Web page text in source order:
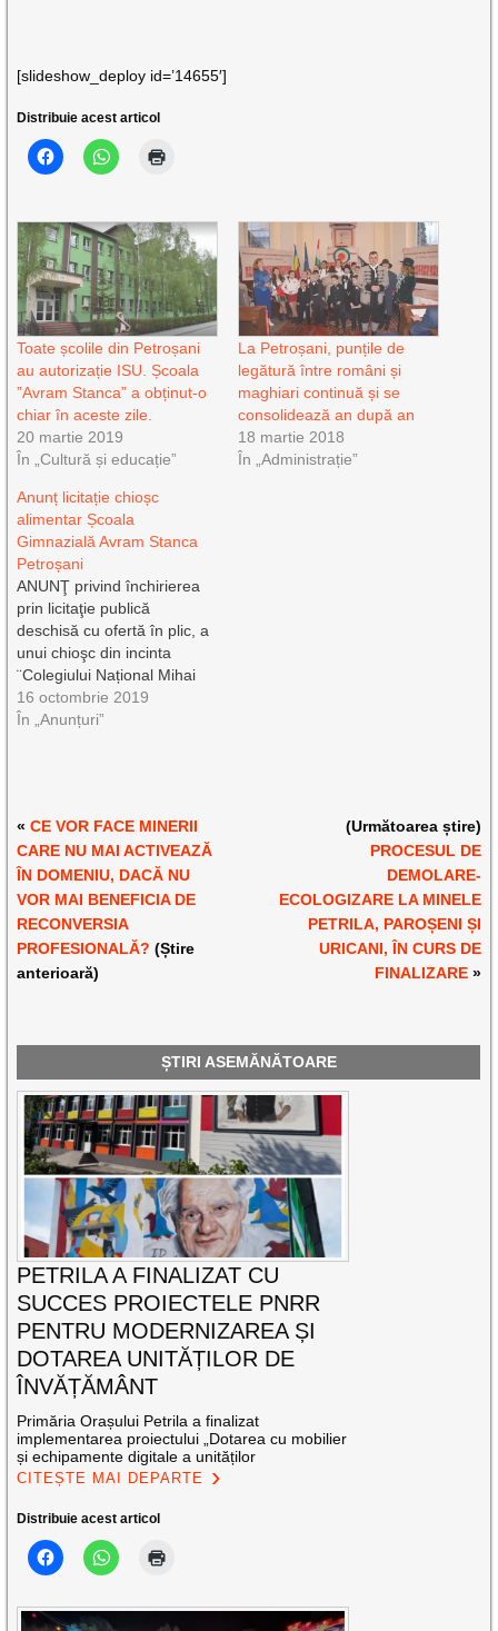
[slideshow_deploy id=’14655′]
Distribuie acest articol
Toate școlile din Petroșani
au autorizație ISU. Școala
”Avram Stanca” a obținut-o
chiar în aceste zile.
20 martie 2019
În „Cultură și educație”
La Petroșani, punțile de
legătură între români și
maghiari continuă și se
consolidează an după an
18 martie 2018
În „Administrație”
Anunț licitație chioșc
alimentar Școala
Gimnazială Avram Stanca
Petroșani
ANUNŢ privind închirierea
prin licitaţie publică
deschisă cu ofertă în plic, a
unui chioşc din incinta
¨Colegiului Național Mihai
Eminescu Petroșani, situat
în Petroșani , str. 1
Decembrie 1918, nr. 7,
anunţă LICITAŢIE
PUBLICĂ cu…
16 octombrie 2019
În „Anunțuri”
«CE VOR FACE MINERII
CARE NU MAI ACTIVEAZĂ
ÎN DOMENIU, DACĂ NU
VOR MAI BENEFICIA DE
RECONVERSIA
PROFESIONALĂ? (Știre
anterioară)
(Următoarea știre)
PROCESUL DE
DEMOLARE-
ECOLOGIZARE LA MINELE
PETRILA, PAROȘENI ȘI
URICANI, ÎN CURS DE
FINALIZARE»
ȘTIRI ASEMĂNĂTOARE
PETRILA A FINALIZAT CU
SUCCES PROIECTELE PNRR
PENTRU MODERNIZAREA ȘI
DOTAREA UNITĂȚILOR DE
ÎNVĂȚĂMÂNT
Primăria Orașului Petrila a finalizat
implementarea proiectului „Dotarea cu mobilier
și echipamente digitale a unităților
CITEȘTE MAI DEPARTE
Distribuie acest articol